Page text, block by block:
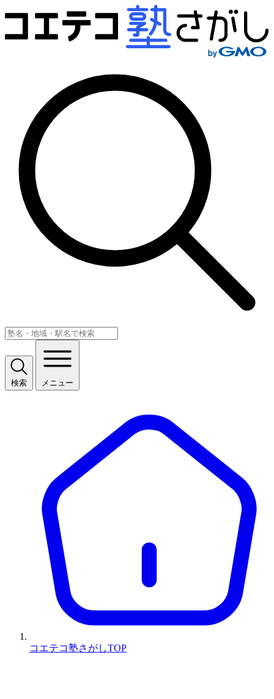
検索 メニュー
コエテコ塾さがしTOP